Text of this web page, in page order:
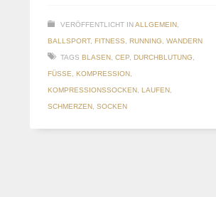
VERÖFFENTLICHT INALLGEMEIN
BALLSPORT, FITNESS RUNNING WANDERN
TAGS BLASEN CEP DURCHBLUTUNG
FÜSSE KOMPRESSION
KOMPRESSIONSSOCKEN LAUFEN
SCHMERZEN SOCKEN